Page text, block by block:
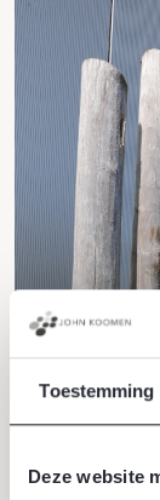
Toestemming
Deze website